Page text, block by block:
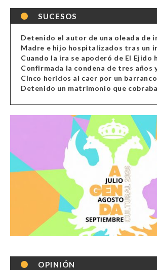
SUCESOS
Cuando la ira se apoderó de El Ejido
OPINIÓN